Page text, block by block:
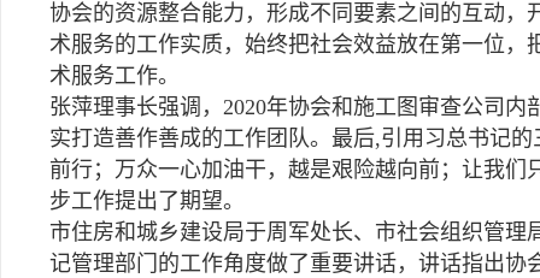
协会的资源整合能力，形成不同要素之间的互动
术服务的工作实质，始终把社会效益放在第一位
术服务工作。
张萍理事长强调，2020年协会和施工图审查公司
实打造善作善成的工作团队。最后,引用习总书记
前行；万众一心加油干，越是艰险越向前；让我们
步工作提出了期望。
市住房和城乡建设局于周军处长、市社会组织管
记管理部门的工作角度做了重要讲话，讲话指出